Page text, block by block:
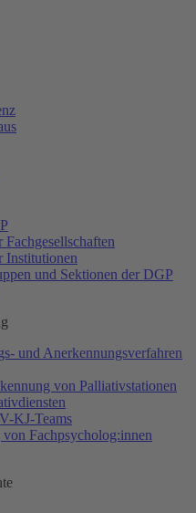
Institutionen
und Sektionen der DGP
und Anerkennungsverfahren
von Palliativstationen
KJ-Teams
Fachpsycholog:innen